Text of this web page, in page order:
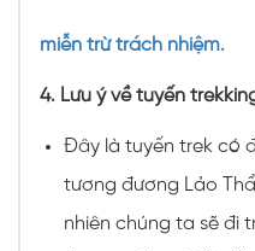
miễn trừ trách nhiệm.
4. Lưu ý về tuyến
Đây là tuyến trek có
tương đương Lảo
nhiên chúng ta sẽ đi